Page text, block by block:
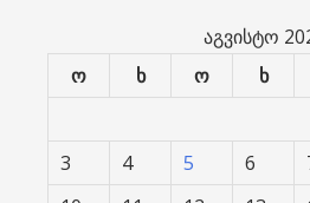
აგვისტო
ო
ხ ო ხ
3
4 5 6